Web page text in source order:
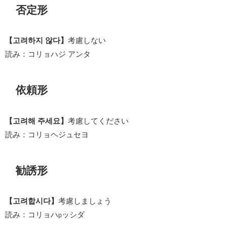
否定形
【고려하지 않다】 考慮しない
読み：コリョハジ アンタ
依頼形
【고려해 주세요】 考慮してください
読み：コリョヘジュセヨ
勧誘形
【고려합시다】 考慮しましょう
読み：コリョハpッシダ